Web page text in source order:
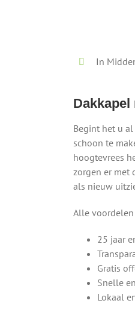
In
Begint het u
schoon te
hoogtevrees
zorgen er met
als nieuw
Alle
25 jaar
Gratis
Snelle
Lokaal